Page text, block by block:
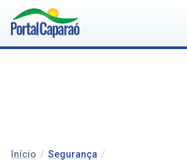
Início / Segurança /